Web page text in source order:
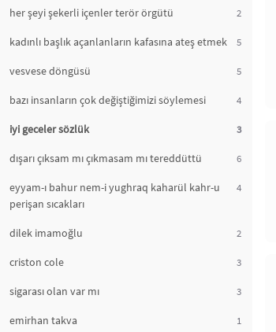
her şeyi şekerli içenler terör örgütü 2
kadınlı başlık açanlanların kafasına ateş etmek 5
vesvese döngüsü 5
bazı insanların çok değiştiğimizi söylemesi 4
iyi geceler sözlük 3
dışarı çıksam mı çıkmasam mı tereddüttü 6
eyyam-ı bahur nem-i yughraq kaharül kahr-u
perişan sıcakları
4
dilek imamoğlu 2
criston cole 3
sigarası olan var mı 3
emirhan takva 1